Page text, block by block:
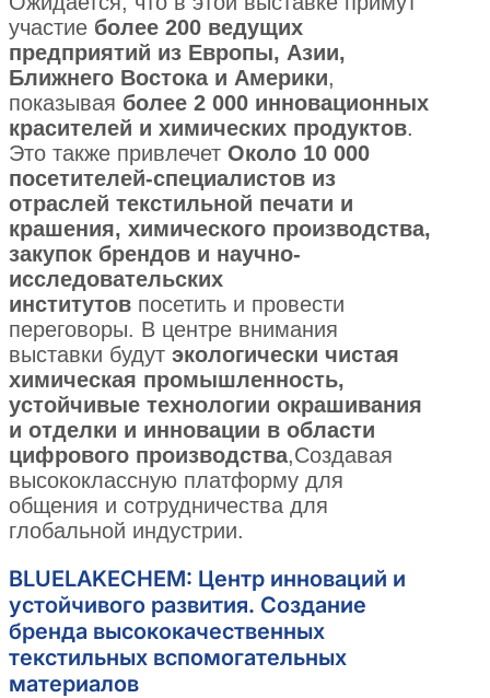
участие более 200 ведущих
предприятий из Европы, Азии,
Ближнего Востока и Америки,
показывая более 2 000 инновационных
красителей и химических продуктов.
Это также привлечет Около 10 000
посетителей-специалистов из
отраслей текстильной печати и
крашения, химического производства,
закупок брендов и научно-
исследовательских
институтов посетить и провести
переговоры. В центре внимания
выставки будут экологически чистая
химическая промышленность,
устойчивые технологии окрашивания
и отделки и инновации в области
цифрового производства,Создавая
высококлассную платформу для
общения и сотрудничества для
глобальной индустрии.
BLUELAKECHEM: Центр инноваций и
устойчивого развития. Создание
бренда высококачественных
текстильных вспомогательных
материалов